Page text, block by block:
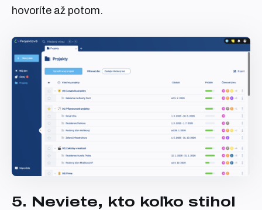
hovoríte až potom.
5. Neviete, kto koľko stihol